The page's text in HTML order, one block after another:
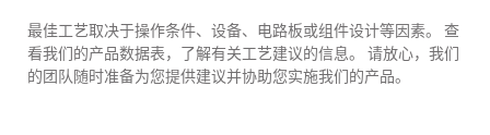
最佳工艺取决于操作条件、设备、电路板或组件设计等因素。 查
看我们的产品数据表，了解有关工艺建议的信息。 请放心，我们
的团队随时准备为您提供建议并协助您实施我们的产品。